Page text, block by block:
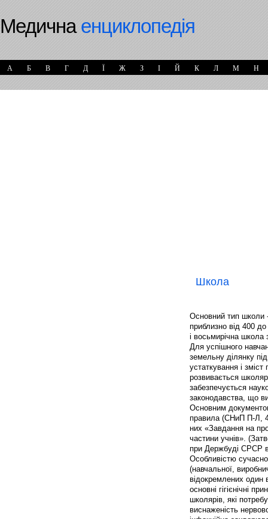
Медичнаенциклопедія
А Б В Г Д Ї Ж З І Й К Л М Н
Школа
Основний тип школи
приблизно від 400
і восьмирічна школа
Для успішного
земельну ділянку
устаткування і
розвивається
забезпечується
законодавства, що
Основним
правила (СНиП П-Л,
них «Завдання на
частини учнів».
при Держбуді СРСР
Особливістю
(навчальної,
відокремлених один
основні гігієнічні
школярів, які
виснаженість